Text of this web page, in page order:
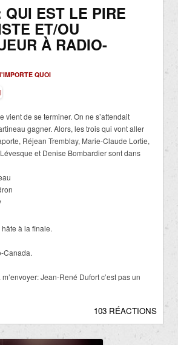
QUI EST LE PIRE
ET/OU
À RADIO-
QUOI
vient de se terminer. On ne s’attendait
gagner. Alors, les trois qui vont aller
Réjean Tremblay, Marie-Claude Lortie,
et Denise Bombardier sont dans
à la finale.
Canada.
Jean-René Dufort c’est pas un
103 RÉACTIONS